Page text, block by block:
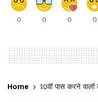
0 0 0 0
Home 10वीं पास करने